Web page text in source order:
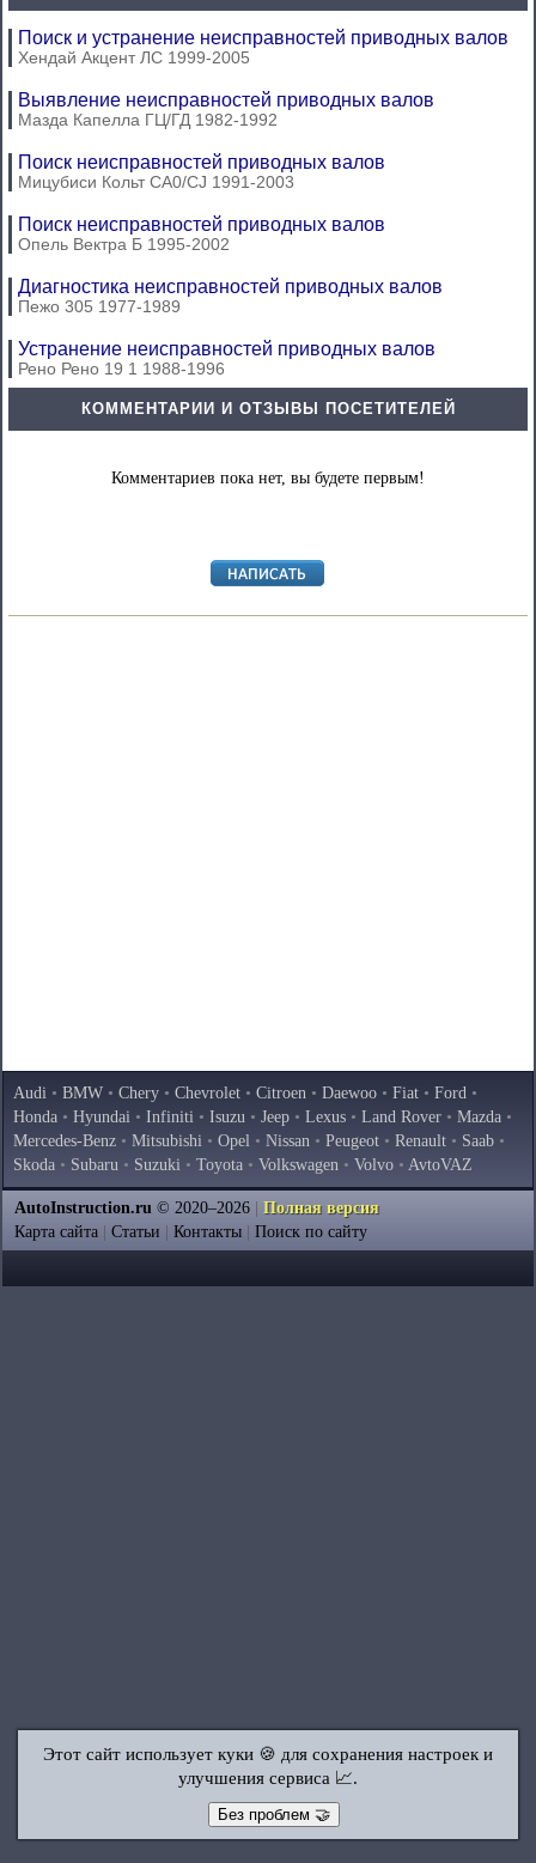
Поиск и устранение неисправностей приводных валов
Хендай Акцент ЛС 1999-2005
Выявление неисправностей приводных валов
Мазда Капелла ГЦ/ГД 1982-1992
Поиск неисправностей приводных валов
Мицубиси Кольт СА0/CJ 1991-2003
Поиск неисправностей приводных валов
Опель Вектра Б 1995-2002
Диагностика неисправностей приводных валов
Пежо 305 1977-1989
Устранение неисправностей приводных валов
Рено Рено 19 1 1988-1996
КОММЕНТАРИИ И ОТЗЫВЫ ПОСЕТИТЕЛЕЙ
Комментариев пока нет, вы будете первым!
Audi • BMW • Chery • Chevrolet • Citroen • Daewoo • Fiat • Ford •
Honda • Hyundai • Infiniti • Isuzu • Jeep • Lexus • Land Rover • Mazda •
Mercedes-Benz • Mitsubishi • Opel • Nissan • Peugeot • Renault • Saab •
Skoda • Subaru • Suzuki • Toyota • Volkswagen • Volvo • AvtoVAZ
AutoInstruction.ru © 2020–2026
Полная версия
Карта сайта
Статьи Контакты Поиск по сайту
Этот сайт использует куки 🍪 для сохранения настроек и
улучшения сервиса 📈.
Без проблем 🤝